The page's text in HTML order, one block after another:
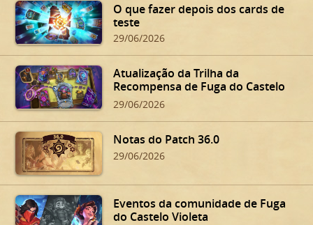
O que fazer depois dos cards de
teste
29/06/2026
Atualização da Trilha da
Recompensa de Fuga do Castelo
Violeta
29/06/2026
Notas do Patch 36.0
29/06/2026
Eventos da comunidade de Fuga
do Castelo Violeta